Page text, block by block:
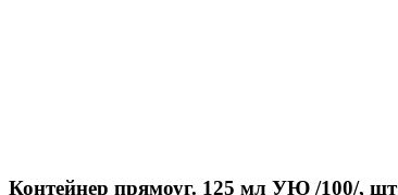
Контейнер прямоуг. 125 мл УЮ /100/, шт